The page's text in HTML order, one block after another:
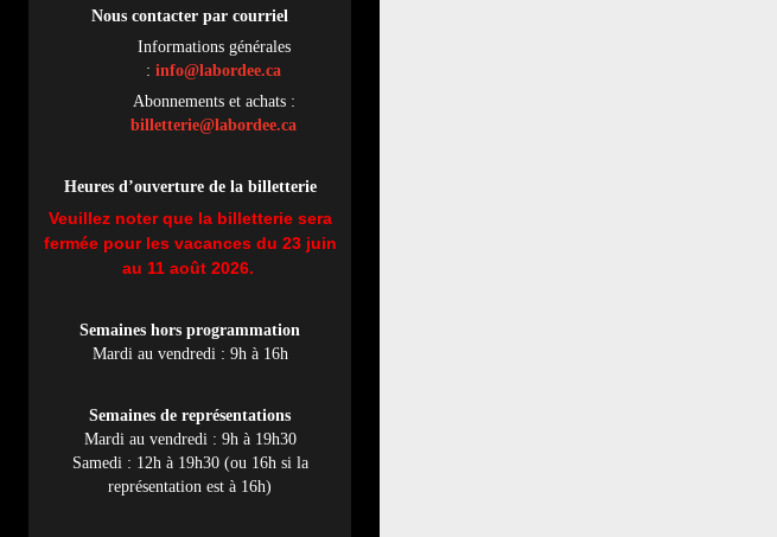
Nous contacter par courriel
Informations générales
: info@labordee.ca
Abonnements et achats :
billetterie@labordee.ca
Heures d’ouverture de la billetterie
Veuillez noter que la billetterie sera
fermée pour les vacances du 23 juin
au 11 août 2026.
Semaines hors programmation
Mardi au vendredi : 9h à 16h
Semaines de représentations
Mardi au vendredi : 9h à 19h30
Samedi : 12h à 19h30 (ou 16h si la
représentation est à 16h)